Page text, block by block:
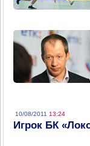
10/08/2011 13:24
Игрок БК